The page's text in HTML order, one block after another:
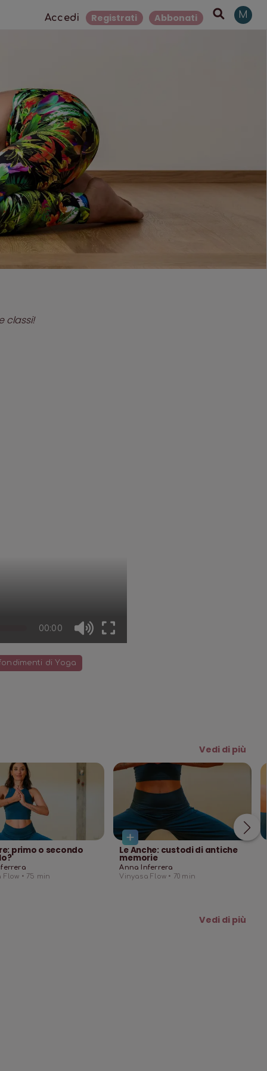
Accedi Registrati Abbonati M
classi!
00:00
di Yoga
Vedi di più
primo o secondo
Flow • 75 min
Le Anche: custodi di antiche
memorie
Anna Inferrera
Vinyasa Flow • 70 min
Vedi di più